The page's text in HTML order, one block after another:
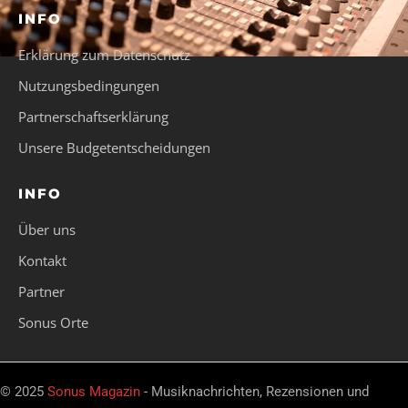
INFO
Erklärung zum Datenschutz
Nutzungsbedingungen
Partnerschaftserklärung
Unsere Budgetentscheidungen
INFO
Über uns
Kontakt
Partner
Sonus Orte
© 2025 Sonus Magazin - Musiknachrichten, Rezensionen und